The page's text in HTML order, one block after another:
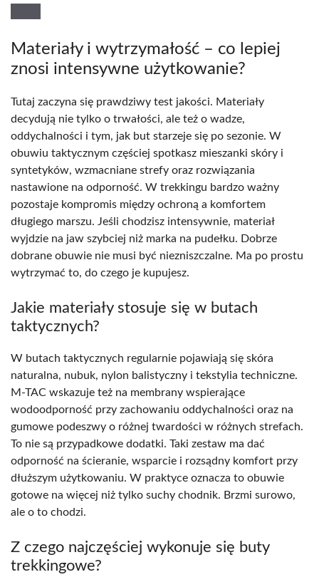
Materiały i wytrzymałość – co lepiej
znosi intensywne użytkowanie?
Tutaj zaczyna się prawdziwy test jakości. Materiały
decydują nie tylko o trwałości, ale też o wadze,
oddychalności i tym, jak but starzeje się po sezonie. W
obuwiu taktycznym częściej spotkasz mieszanki skóry i
syntetyków, wzmacniane strefy oraz rozwiązania
nastawione na odporność. W trekkingu bardzo ważny
pozostaje kompromis między ochroną a komfortem
długiego marszu. Jeśli chodzisz intensywnie, materiał
wyjdzie na jaw szybciej niż marka na pudełku. Dobrze
dobrane obuwie nie musi być niezniszczalne. Ma po prostu
wytrzymać to, do czego je kupujesz.
Jakie materiały stosuje się w butach
taktycznych?
W butach taktycznych regularnie pojawiają się skóra
naturalna, nubuk, nylon balistyczny i tekstylia techniczne.
M-TAC wskazuje też na membrany wspierające
wodoodporność przy zachowaniu oddychalności oraz na
gumowe podeszwy o różnej twardości w różnych strefach.
To nie są przypadkowe dodatki. Taki zestaw ma dać
odporność na ścieranie, wsparcie i rozsądny komfort przy
dłuższym użytkowaniu. W praktyce oznacza to obuwie
gotowe na więcej niż tylko suchy chodnik. Brzmi surowo,
ale o to chodzi.
Z czego najczęściej wykonuje się buty
trekkingowe?